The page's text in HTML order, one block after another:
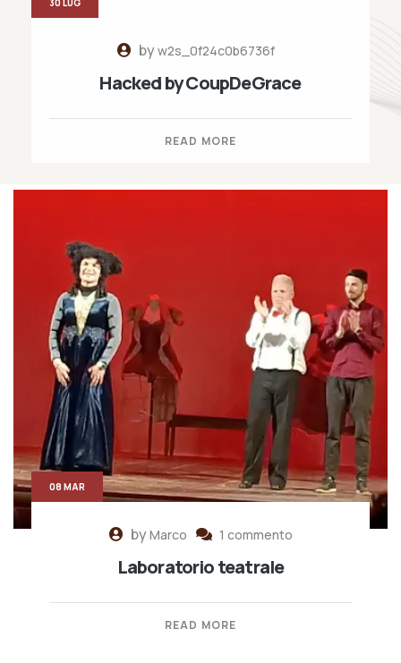
byw2s_0f24c0b6736f
Hacked by CoupDeGrace
READ MORE
byMarco 1 commento
Laboratorio teatrale
READ MORE
08 MAR